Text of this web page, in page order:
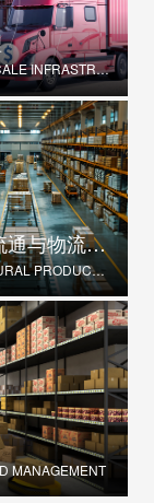
SUPPLY CHAIN MANAGEMENT FOR LARGE-SCALE INFRASTRUCTURE PROJECTS
农产品流通与物流优化
AGRICULTURAL PRODUCT DISTRIBUTION AND LOGISTICS OPTIMIZATION
MANAGEMENT